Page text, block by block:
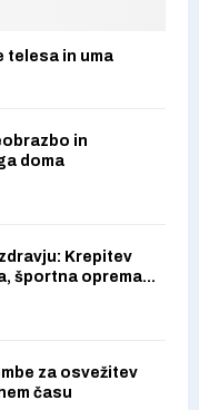
telesa in uma
in
doma
Krepitev
športna oprema...
za osvežitev
času